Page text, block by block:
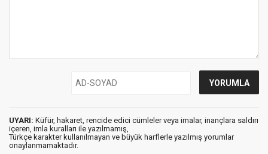
UYARI: Küfür, hakaret, rencide edici cümleler veya imalar, inançlara saldırı
içeren, imla kuralları ile yazılmamış,
Türkçe karakter kullanılmayan ve büyük harflerle yazılmış yorumlar
onaylanmamaktadır.